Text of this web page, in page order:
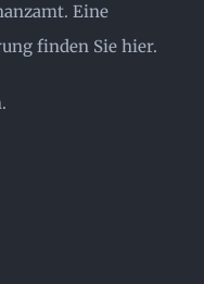
Eine
finden Sie hier.